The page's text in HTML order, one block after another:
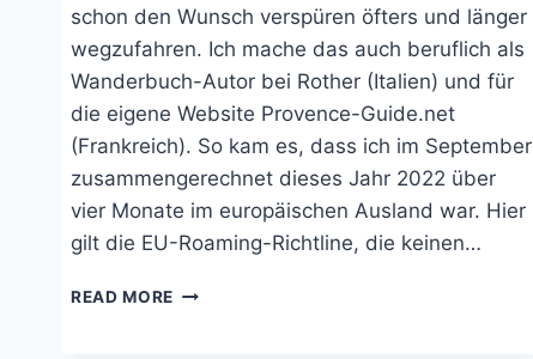
schon den Wunsch verspüren öfters und länger
wegzufahren. Ich mache das auch beruflich als
Wanderbuch-Autor bei Rother (Italien) und für
die eigene Website Provence-Guide.net
(Frankreich). So kam es, dass ich im September
zusammengerechnet dieses Jahr 2022 über
vier Monate im europäischen Ausland war. Hier
gilt die EU-Roaming-Richtline, die keinen…
READ MORE A1